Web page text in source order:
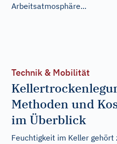
Arbeitsatmosphäre...
Technik & Mobilität
Methoden und
im Überblick
Feuchtigkeit im Keller gehört